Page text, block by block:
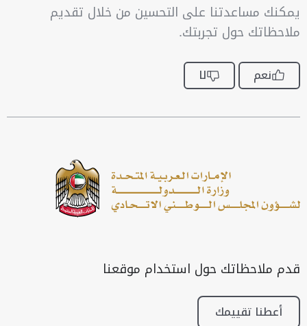
يمكنك مساعدتنا على التحسين من خلال تقديم
ملاحظاتك حول تجربتك.
نعم لا
قدم ملاحظاتك حول استخدام موقعنا
أعطنا تقييمك